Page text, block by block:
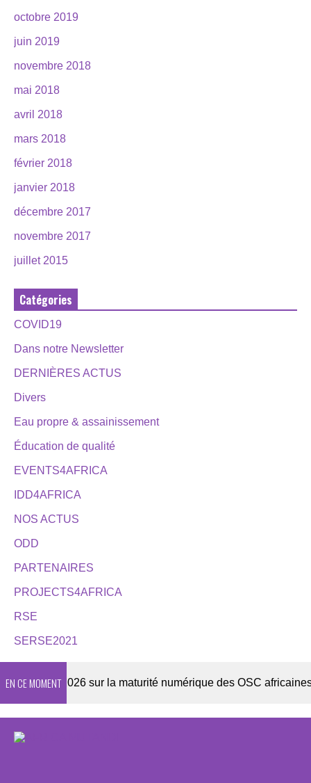
octobre 2019
juin 2019
novembre 2018
mai 2018
avril 2018
mars 2018
février 2018
janvier 2018
décembre 2017
novembre 2017
juillet 2015
Catégories
COVID19
Dans notre Newsletter
DERNIÈRES ACTUS
Divers
Eau propre & assainissement
Éducation de qualité
EVENTS4AFRICA
IDD4AFRICA
NOS ACTUS
ODD
PARTENAIRES
PROJECTS4AFRICA
RSE
SERSE2021
EN CE MOMENT2026 sur la maturité numérique des OSC africaines